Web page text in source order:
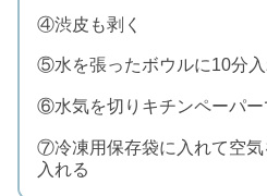
④渋皮も剥く
⑤水を張ったボウルに10分
⑥水気を切りキチンペーパー
⑦冷凍用保存袋に入れて空
入れる